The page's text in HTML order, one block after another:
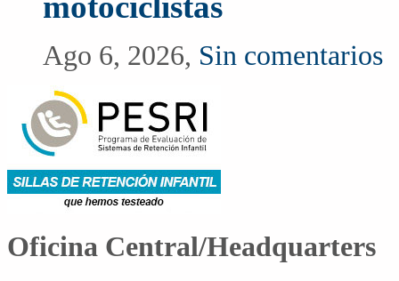
Ago 6, 2026, Sin comentarios
Oficina Central/Headquarters